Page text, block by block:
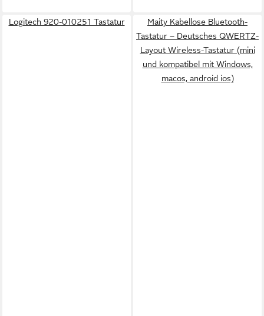
Logitech 920-010251 Tastatur
Maity Kabellose Bluetooth-
Tastatur – Deutsches QWERTZ-
Layout Wireless-Tastatur (mini
und kompatibel mit Windows,
macos, android ios)